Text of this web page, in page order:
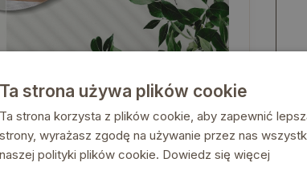
Ta strona używa plików cookie
Ta strona korzysta z plików cookie, aby zapewnić
strony, wyrażasz zgodę na używanie przez nas
naszej polityki plików cookie. Dowiedz się więcej